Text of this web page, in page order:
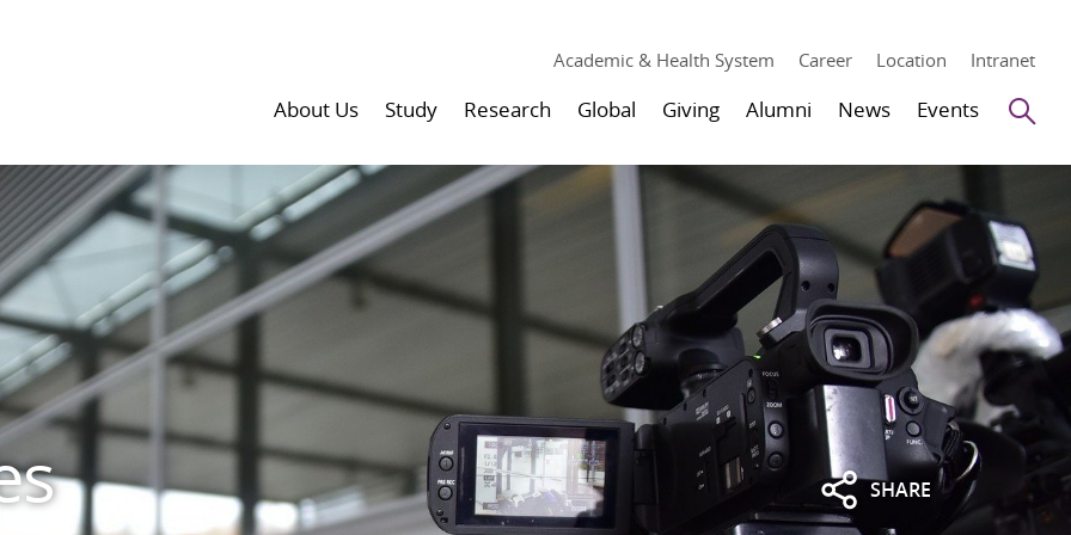
Academic & Health System Career Location Intranet
About Us Study Research Global Giving Alumni News Events
SHARE